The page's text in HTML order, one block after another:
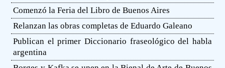
Comenzó la Feria del Libro de Buenos Aires
Relanzan las obras completas de Eduardo Galeano
Publican el primer Diccionario fraseológico del habla
argentina